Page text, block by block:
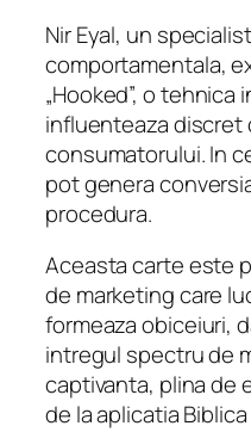
Nir Eyal, un
comportamentala,
„Hooked”, o tehnica
influenteaza
consumatorului. In
pot genera
procedura.
Aceasta carte este
de marketing care
formeaza obiceiuri,
intregul spectru de
captivanta, plina de
de la aplicatia